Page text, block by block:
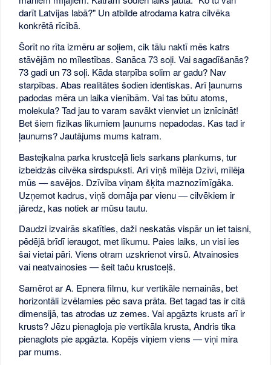
darīt Latvijas labā?" Un atbilde atrodama katra cilvēka
konkrētā rīcībā.
Šorīt no rīta izmēru ar soļiem, cik tālu naktī mēs katrs
stāvējām no mīlestības. Sanāca 73 soļi. Vai sagadīšanās?
73 gadi un 73 soļi. Kāda starpība solim ar gadu? Nav
starpības. Abas realitātes šodien identiskas. Arī ļaunums
padodas mēra un laika vienībām. Vai tas būtu atoms,
molekula? Tad jau to varam savākt vienviet un iznīcināt!
Bet šiem fizikas likumiem ļaunums nepadodas. Kas tad ir
ļaunums? Jautājums mums katram.
Bastejkalna parka krustceļā liels sarkans plankums, tur
izbeidzās cilvēka sirdspuksti. Arī viņš mīlēja Dzīvi, mīlēja
mūs — savējos. Dzīvība viņam šķita maznozīmīgāka.
Uzņemot kadrus, viņš domāja par vienu — cilvēkiem ir
jāredz, kas notiek ar mūsu tautu.
Daudzi izvairās skatīties, daži neskatās vispār un iet taisni,
pēdējā brīdī ieraugot, met līkumu. Paies laiks, un visi ies
šai vietai pāri. Viens otram uzskrienot virsū. Atvainosies
vai neatvainosies — šeit taču krustceļš.
Samērot ar A. Epnera filmu, kur vertikāle nemainās, bet
horizontāli izvēlamies pēc sava prāta. Bet tagad tas ir citā
dimensijā, tas atrodas uz zemes. Vai apgāzts krusts arī ir
krusts? Jēzu pienagloja pie vertikāla krusta, Andris tika
pienaglots pie apgāzta. Kopējs viņiem viens — viņi mira
par mums.